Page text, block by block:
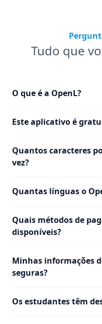
Tudo que
O que é a OpenL?
Este aplicativo é
Quantos caracteres
vez?
Quantas línguas o
Quais métodos de
disponíveis?
Minhas informações
seguras?
Os estudantes têm